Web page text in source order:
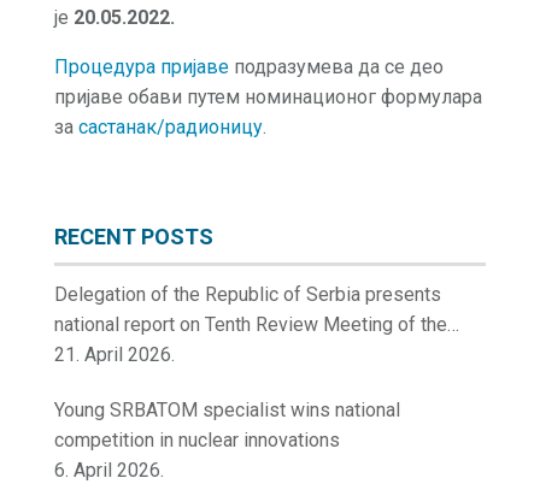
је 20.05.2022.
Процедура пријавеподразумева да се део
пријаве обави путем номинационог формулара
за састанак/радионицу.
RECENT POSTS
Delegation of the Republic of Serbia presents
national report on Tenth Review Meeting of the
Contracting Parties to the Convention on Nuclear
21. April 2026.
Young SRBATOM specialist wins national
competition in nuclear innovations
6. April 2026.